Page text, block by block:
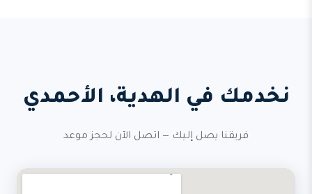
نخدمك في الهدية، الأحمدي
فريقنا يصل إليك — اتصل الآن لحجز موعد